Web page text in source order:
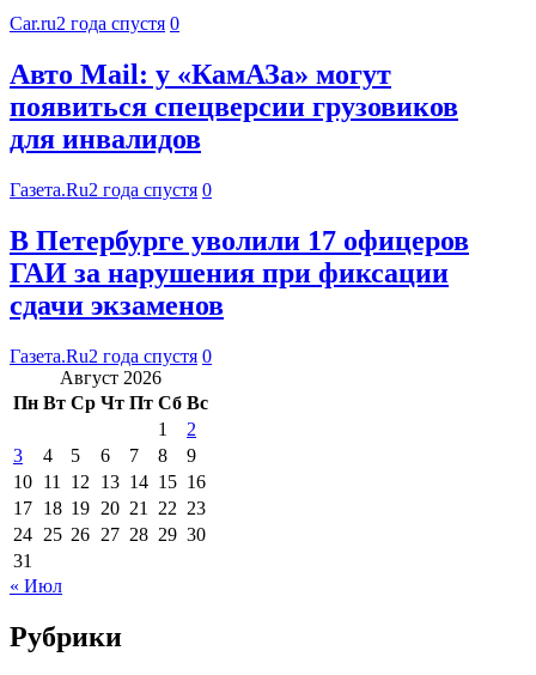
Car.ru2 года спустя 0
Авто Mail: у «КамАЗа» могут
появиться спецверсии грузовиков
для инвалидов
Газета.Ru2 года спустя 0
В Петербурге уволили 17 офицеров
ГАИ за нарушения при фиксации
сдачи экзаменов
Газета.Ru2 года спустя 0
Август 2026
Пн Вт Ср Чт Пт Сб Вс
1
2
3
4 5 6 7 8
9
10 11 12 13 14 15 16
17 18 19 20 21 22 23
24 25 26 27 28 29 30
31
« Июл
Рубрики